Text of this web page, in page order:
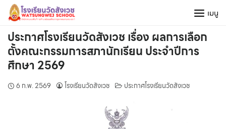
Skip
content
เมนู
ประกาศโรงเรียนวัดสังเวช เรื่อง ผลการเลือก
ตั้งคณะกรรมการสภานักเรียน ประจำปีการ
ศึกษา 2569
6 ก.พ. 2569 โรงเรียนวัดสังเวช ประกาศโรงเรียนวัดสังเวช